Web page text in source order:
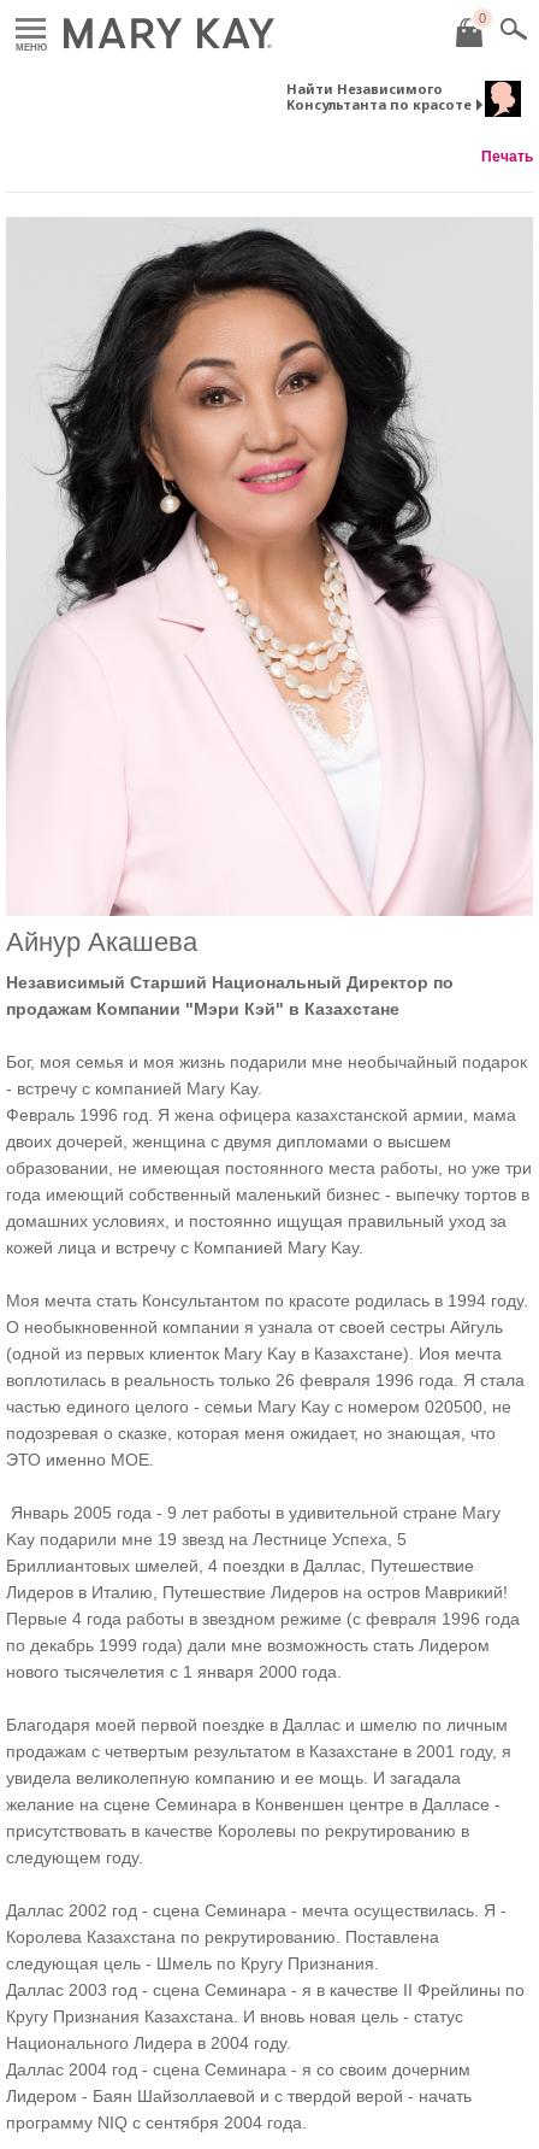
МЕНЮ
0
Найти Независимого
Консультанта по красоте
Печать
Айнур Акашева
Независимый Старший Национальный Директор по
продажам Компании "Мэри Кэй" в Казахстане
Бог, моя семья и моя жизнь подарили мне необычайный подарок
- встречу с компанией Mary Kay.
Февраль 1996 год. Я жена офицера казахстанской армии, мама
двоих дочерей, женщина с двумя дипломами о высшем
образовании, не имеющая постоянного места работы, но уже три
года имеющий собственный маленький бизнес - выпечку тортов в
домашних условиях, и постоянно ищущая правильный уход за
кожей лица и встречу с Компанией Mary Kay.
Моя мечта стать Консультантом по красоте родилась в 1994 году.
О необыкновенной компании я узнала от своей сестры Айгуль
(одной из первых клиенток Mary Kay в Казахстане). Иоя мечта
воплотилась в реальность только 26 февраля 1996 года. Я стала
частью единого целого - семьи Mary Kay с номером 020500, не
подозревая о сказке, которая меня ожидает, но знающая, что
ЭТО именно МОЕ.
Январь 2005 года - 9 лет работы в удивительной стране Mary
Kay подарили мне 19 звезд на Лестнице Успеха, 5
Бриллиантовых шмелей, 4 поездки в Даллас, Путешествие
Лидеров в Италию, Путешествие Лидеров на остров Маврикий!
Первые 4 года работы в звездном режиме (с февраля 1996 года
по декабрь 1999 года) дали мне возможность стать Лидером
нового тысячелетия с 1 января 2000 года.
Благодаря моей первой поездке в Даллас и шмелю по личным
продажам с четвертым результатом в Казахстане в 2001 году, я
увидела великолепную компанию и ее мощь. И загадала
желание на сцене Семинара в Конвеншен центре в Далласе -
присутствовать в качестве Королевы по рекрутированию в
следующем году.
Даллас 2002 год - сцена Семинара - мечта осуществилась. Я -
Королева Казахстана по рекрутированию. Поставлена
следующая цель - Шмель по Кругу Признания.
Даллас 2003 год - сцена Семинара - я в качестве II Фрейлины по
Кругу Признания Казахстана. И вновь новая цель - статус
Национального Лидера в 2004 году.
Даллас 2004 год - сцена Семинара - я со своим дочерним
Лидером - Баян Шайзоллаевой и с твердой верой - начать
программу NIQ с сентября 2004 года.